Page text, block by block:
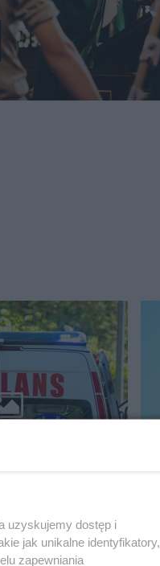
uzyskujemy dostęp i
jak unikalne identyfikatory,
zapewniania